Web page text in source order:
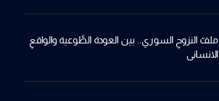
ملفّ النزوحِ السوري.. بين العودة الطَّوعية والواقعِ
الانساني